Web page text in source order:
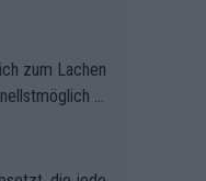
zum Lachen
na